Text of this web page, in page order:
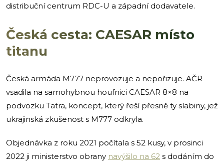
distribuční centrum RDC-U a západní dodavatele.
Česká cesta: CAESAR místo
titanu
Česká armáda M777 neprovozuje a nepořizuje. AČR
vsadila na samohybnou houfnici CAESAR 8×8 na
podvozku Tatra, koncept, který řeší přesně ty slabiny, jež
ukrajinská zkušenost s M777 odkryla.
Objednávka z roku 2021 počítala s 52 kusy, v prosinci
2022 ji ministerstvo obrany navýšilo na 62 s dodáním do